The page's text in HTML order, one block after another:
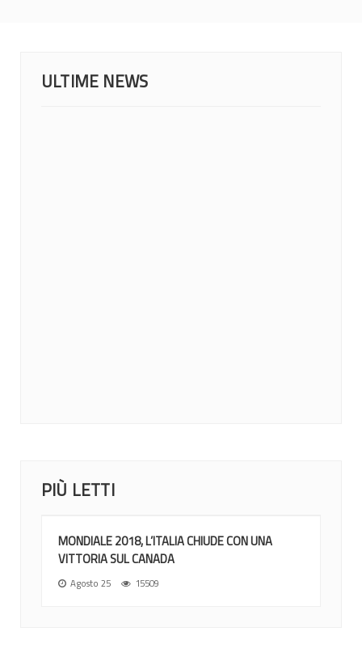
ULTIME NEWS
PIÙ LETTI
MONDIALE 2018, L’ITALIA CHIUDE CON UNA
VITTORIA SUL CANADA
Agosto 25 15509